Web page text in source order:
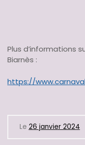
Plus d’informations
Biarnès :
https://
Le 26 janvier 2024